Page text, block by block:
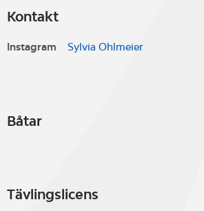
Kontakt
Instagram Sylvia Ohlmeier
Båtar
Tävlingslicens